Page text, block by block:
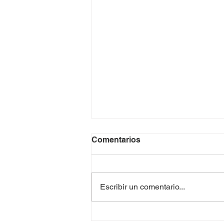
Comentarios
Escribir un comentario...